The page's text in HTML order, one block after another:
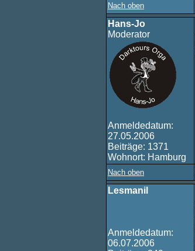
Nach oben
Hans-Jo
Moderator
Anmeldedatum:
27.05.2006
Beiträge: 1371
Wohnort: Hamburg
Nach oben
Lesmanil
Anmeldedatum:
06.07.2006